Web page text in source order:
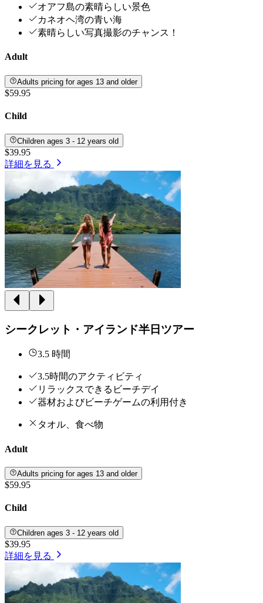
オアフ島の素晴らしい景色
カネオヘ湾の青い海
素晴らしい写真撮影のチャンス！
Adult
Adults pricing for ages 13 and older
$59.95
Child
Children ages 3 - 12 years old
$39.95
詳細を見る
シークレット・アイランド半日ツアー
3.5 時間
3.5時間のアクティビティ
リラックスできるビーチデイ
器材およびビーチゲームの利用付き
タオル、食べ物
Adult
Adults pricing for ages 13 and older
$59.95
Child
Children ages 3 - 12 years old
$39.95
詳細を見る